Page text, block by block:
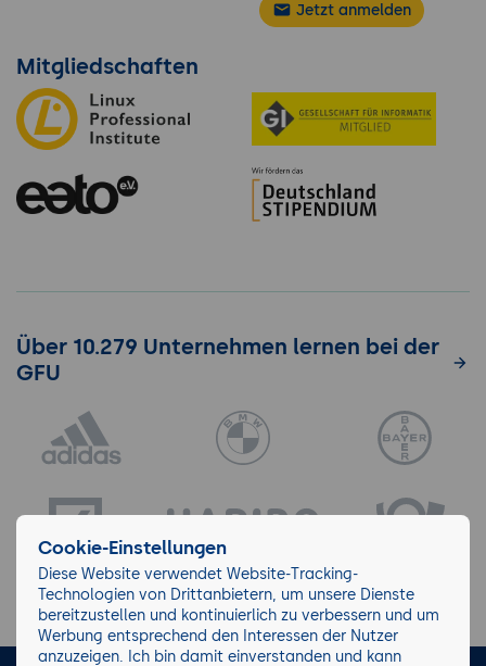
Jetzt anmelden
Mitgliedschaften
Über 10.279 Unternehmen lernen bei der
GFU
Cookie-Einstellungen
Diese Website verwendet Website-Tracking-
Technologien von Drittanbietern, um unsere Dienste
bereitzustellen und kontinuierlich zu verbessern und um
Werbung entsprechend den Interessen der Nutzer
anzuzeigen. Ich bin damit einverstanden und kann